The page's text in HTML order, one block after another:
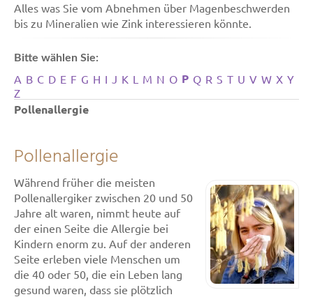
Alles was Sie vom Abnehmen über Magenbeschwerden
bis zu Mineralien wie Zink interessieren könnte.
Bitte wählen Sie:
A B C D E F G H I J K L M N O P Q R S T U V W X Y
Z
Pollenallergie
Pollenallergie
Während früher die meisten
Pollenallergiker zwischen 20 und 50
Jahre alt waren, nimmt heute auf
der einen Seite die Allergie bei
Kindern enorm zu. Auf der anderen
Seite erleben viele Menschen um
die 40 oder 50, die ein Leben lang
gesund waren, dass sie plötzlich